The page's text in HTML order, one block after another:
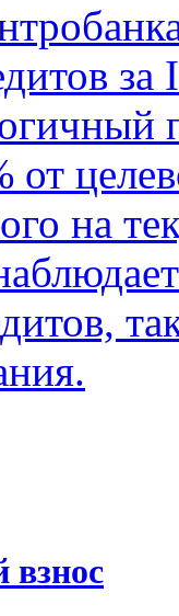
за I
от
на
взнос